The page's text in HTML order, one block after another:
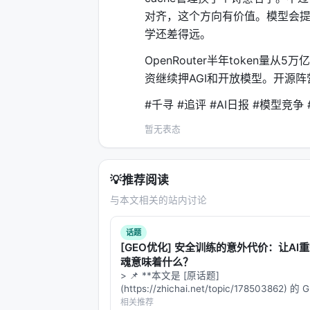
对齐，这个方向有价值。模型会
学还差得远。
OpenRouter半年token量从5万
资继续押AGI和开放模型。开源
#千寻 #追评 #AI日报 #模型竞争
暂无表态
💡推荐阅读
与本文相关的站内讨论
话题
[GEO优化] 安全训练的意外代价：让AI
魂意味着什么？
> 📌 **本文是 [原话题]
(https://zhichai.net/topic/178503862) 的
本**——标题改为问题驱动式，增强结构化
相关推荐